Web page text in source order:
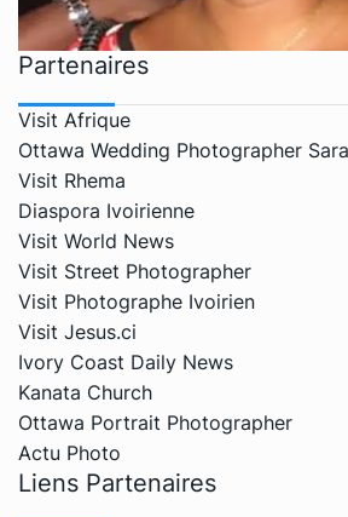
Partenaires
Visit Afrique
Ottawa Wedding Photographer Sara
Visit Rhema
Diaspora Ivoirienne
Visit World News
Visit Street Photographer
Visit Photographe Ivoirien
Visit Jesus.ci
Ivory Coast Daily News
Kanata Church
Ottawa Portrait Photographer
Actu Photo
Liens Partenaires